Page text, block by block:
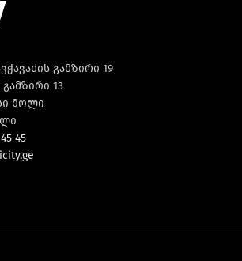
გამზირი 19
13
მოლი
45